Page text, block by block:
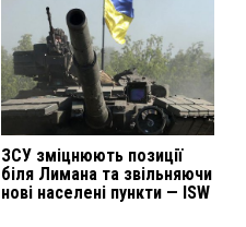
ЗСУ зміцнюють позиції
біля Лимана та звільняючи
нові населені пункти — ISW